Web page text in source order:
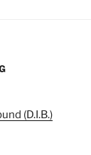
(D.I.B.)